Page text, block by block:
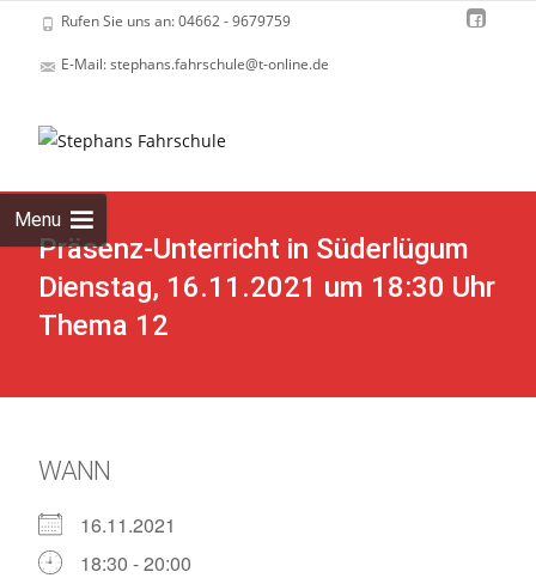
Rufen Sie uns an: 04662 - 9679759
E-Mail: stephans.fahrschule@t-online.de
Menu
Präsenz-Unterricht in Süderlügum
Dienstag, 16.11.2021 um 18:30 Uhr
Thema 12
WANN
16.11.2021
18:30 - 20:00